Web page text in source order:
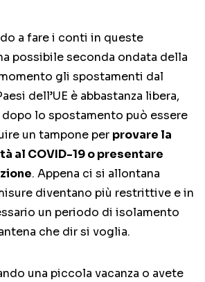
a fare i conti in queste
possibile seconda ondata della
gli spostamenti dal
dell’UE è abbastanza libera,
dopo lo spostamento può essere
un tampone per provare la
al COVID-19 o presentare
. Appena ci si allontana
diventano più restrittive e in
un periodo di isolamento
che dir si voglia.
una piccola vacanza o avete